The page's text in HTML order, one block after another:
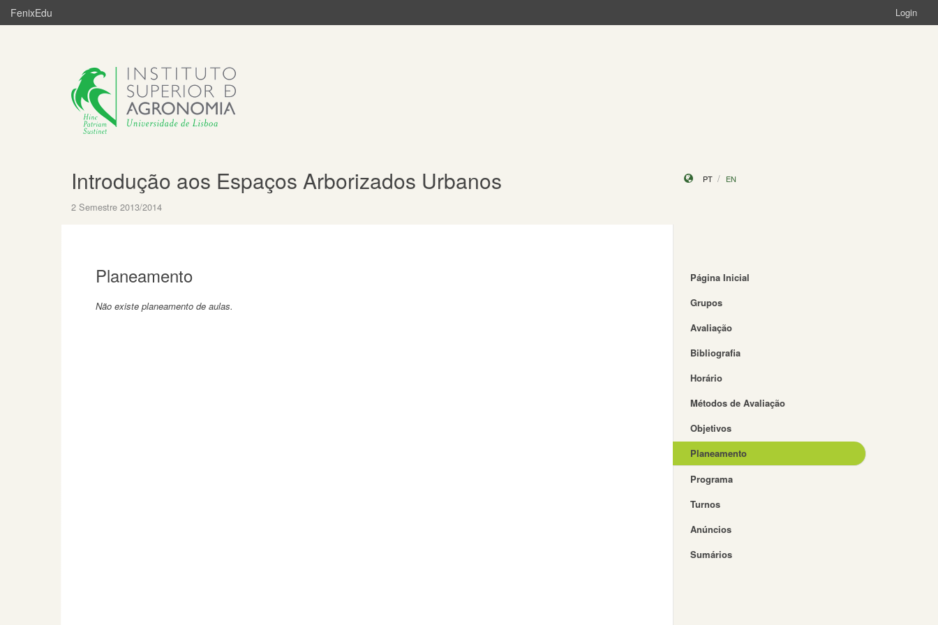
FenixEdu Login
Introdução aos Espaços Arborizados Urbanos
2 Semestre 2013/2014
PT EN
Planeamento
Não existe planeamento de aulas.
Página Inicial
Grupos
Avaliação
Bibliografia
Horário
Métodos de Avaliação
Objetivos
Planeamento
Programa
Turnos
Anúncios
Sumários